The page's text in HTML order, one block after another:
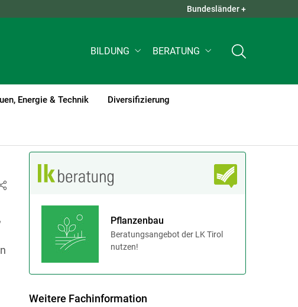
QUICK LINKS +
Bundesländer +
BILDUNG BERATUNG
Energie & Technik Diversifizierung
Pflanzenbau
Beratungsangebot der LK Tirol
nutzen!
Weitere Fachinformation